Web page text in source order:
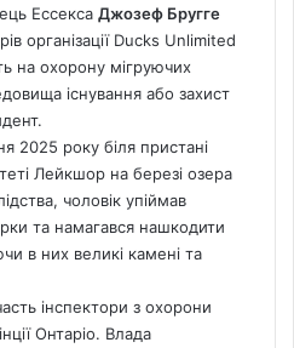
Ессекса Джозеф Бругге
організації Ducks Unlimited
на охорону мігруючих
існування або захист
2025 року біля пристані
Лейкшор на березі озера
чоловік упіймав
та намагався нашкодити
в них великі камені та
інспектори з охорони
Онтаріо. Влада